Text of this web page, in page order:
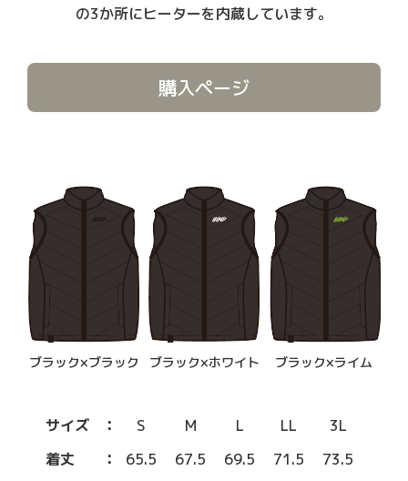
の3か所にヒーターを内蔵しています。
購入ページ
ブラック×ブラック ブラック×ホワイト ブラック×ライム
サイズ S M L LL
3L
着丈
65.5 67.5 69.5 71.5
73.5